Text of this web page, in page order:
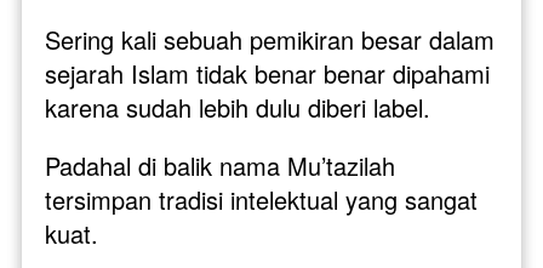
Sering kali sebuah pemikiran besar dalam
sejarah Islam tidak benar benar dipahami
karena sudah lebih dulu diberi label.
Padahal di balik nama Mu’tazilah
tersimpan tradisi intelektual yang sangat
kuat.